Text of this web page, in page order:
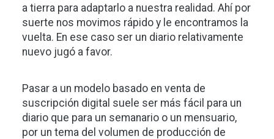
a tierra para adaptarlo a nuestra realidad. Ahí por
suerte nos movimos rápido y le encontramos la
vuelta. En ese caso ser un diario relativamente
nuevo jugó a favor.
Pasar a un modelo basado en venta de
suscripción digital suele ser más fácil para un
diario que para un semanario o un mensuario,
por un tema del volumen de producción de